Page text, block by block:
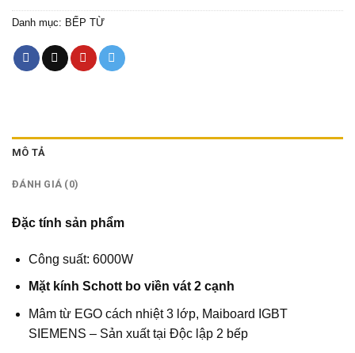
Danh mục: BẾP TỪ
MÔ TẢ
ĐÁNH GIÁ (0)
Đặc tính sản phẩm
Công suất: 6000W
Mặt kính Schott bo viền vát 2 cạnh
Mâm từ EGO cách nhiệt 3 lớp, Maiboard IGBT
SIEMENS – Sản xuất tại Độc lập 2 bếp